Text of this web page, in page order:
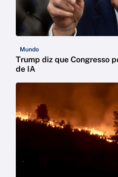
Mundo
Trump diz que Congresso
de IA